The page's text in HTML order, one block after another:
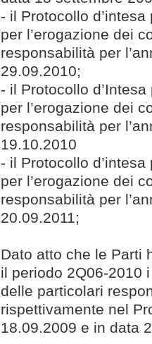
- il Protocollo
per l’erogazione dei
responsabilità per
29.09.2010;
- il Protocollo
per l’erogazione dei
responsabilità per
19.10.2010
- il Protocollo
per l’erogazione dei
responsabilità per
20.09.2011;
Dato atto che le Parti
il periodo 2Q06-2010
delle particolari
rispettivamente nel
18.09.2009 e in data